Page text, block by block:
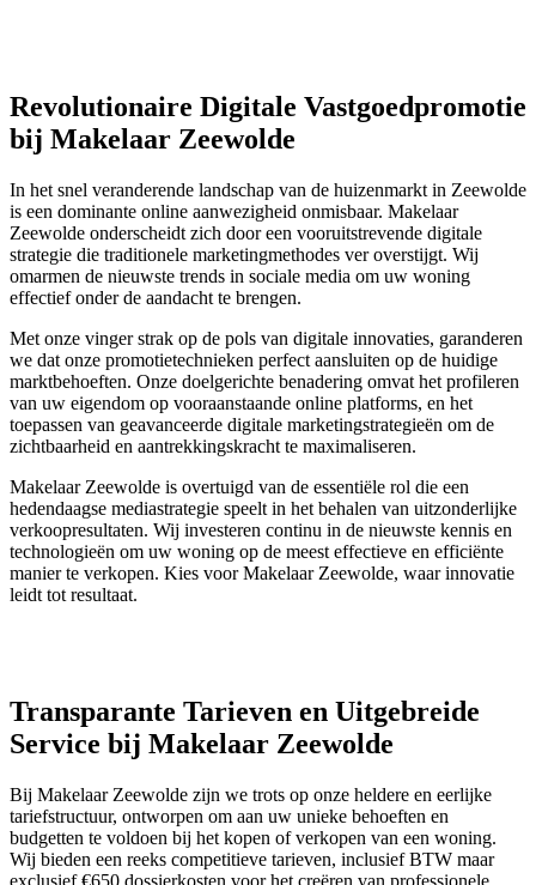
Revolutionaire Digitale Vastgoedpromotie
bij Makelaar Zeewolde
In het snel veranderende landschap van de huizenmarkt in Zeewolde
is een dominante online aanwezigheid onmisbaar. Makelaar
Zeewolde onderscheidt zich door een vooruitstrevende digitale
strategie die traditionele marketingmethodes ver overstijgt. Wij
omarmen de nieuwste trends in sociale media om uw woning
effectief onder de aandacht te brengen.
Met onze vinger strak op de pols van digitale innovaties, garanderen
we dat onze promotietechnieken perfect aansluiten op de huidige
marktbehoeften. Onze doelgerichte benadering omvat het profileren
van uw eigendom op vooraanstaande online platforms, en het
toepassen van geavanceerde digitale marketingstrategieën om de
zichtbaarheid en aantrekkingskracht te maximaliseren.
Makelaar Zeewolde is overtuigd van de essentiële rol die een
hedendaagse mediastrategie speelt in het behalen van uitzonderlijke
verkoopresultaten. Wij investeren continu in de nieuwste kennis en
technologieën om uw woning op de meest effectieve en efficiënte
manier te verkopen. Kies voor Makelaar Zeewolde, waar innovatie
leidt tot resultaat.
Transparante Tarieven en Uitgebreide
Service bij Makelaar Zeewolde
Bij Makelaar Zeewolde zijn we trots op onze heldere en eerlijke
tariefstructuur, ontworpen om aan uw unieke behoeften en
budgetten te voldoen bij het kopen of verkopen van een woning.
Wij bieden een reeks competitieve tarieven, inclusief BTW maar